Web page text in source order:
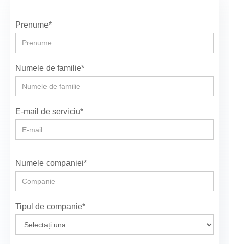
Prenume*
Numele de familie*
E-mail de serviciu*
Numele companiei*
Tipul de companie*